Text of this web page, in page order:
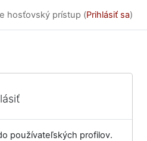
hosťovský prístup (Prihlásiť sa)
používateľských profilov.